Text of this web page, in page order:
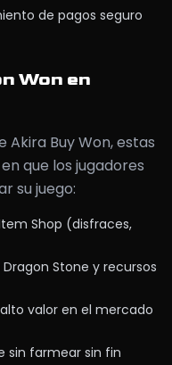
de pagos seguro
Won en
Buy Won, estas
que los jugadores
su juego:
Shop (disfraces,
Stone y recursos
valor en el mercado
sin farmear sin fin